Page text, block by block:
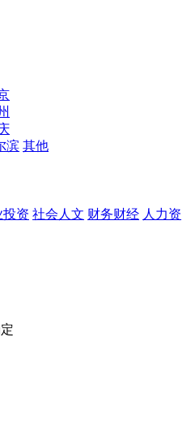
滨 其他
投资 社会人文 财务财经 人力资